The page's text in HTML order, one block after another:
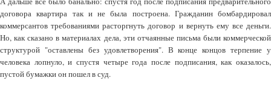
договора квартира так и не была построена. Гражданин бомбардировал
коммерсантов требованиями расторгнуть договор и вернуть ему все деньги.
Но, как сказано в материалах дела, эти отчаянные письма были коммерческой
структурой "оставлены без удовлетворения". В конце концов терпение у
человека лопнуло, и спустя четыре года после подписания, как оказалось,
пустой бумажки он пошел в суд.